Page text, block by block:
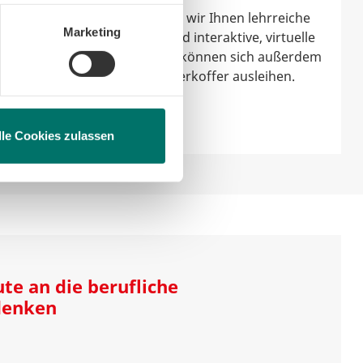
Marketing
Cookies zulassen
Für Ihren Unterricht stellen wir Ihnen lehrreiche
Videos, Lernbroschüren und interaktive, virtuelle
Touren zur Verfügung. Sie können sich außerdem
einen unserer Experimentierkoffer ausleihen.
an die berufliche